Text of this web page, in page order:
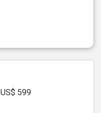
US$ 599